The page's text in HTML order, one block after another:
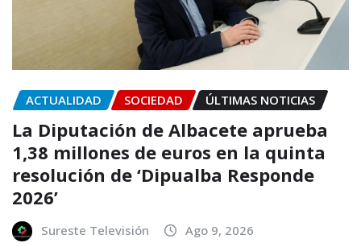
ACTUALIDAD SOCIEDAD ÚLTIMAS NOTICIAS
La Diputación de Albacete aprueba
1,38 millones de euros en la quinta
resolución de ‘Dipualba Responde
2026’
Sureste Televisión Ago 9, 2026